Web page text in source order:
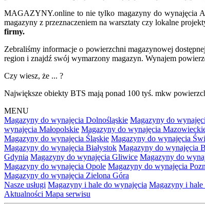
MAGAZYNY.online to nie tylko magazyny do wynajęcia
magazyny z przeznaczeniem na warsztaty czy lokalne
firmy.
Zebraliśmy informacje o powierzchni magazynowej
region i znajdź swój wymarzony magazyn. Wynajem
Czy wiesz, że ... ?
Największe obiekty BTS mają ponad 100 tyś. mkw
MENU
Magazyny do wynajęcia Dolnośląskie Magazyny do
wynajęcia Małopolskie Magazyny do wynajęcia
Magazyny do wynajęcia Śląskie Magazyny do wynajęcia
Magazyny do wynajęcia Białystok Magazyny do wynajęcia
Gdynia Magazyny do wynajęcia Gliwice Magazyny do
Magazyny do wynajęcia Opole Magazyny do wynajęcia
Magazyny do wynajęcia Zielona Góra
Nasze usługi Magazyny i hale do wynajęcia Magazyny i hale
Aktualności Mapa serwisu